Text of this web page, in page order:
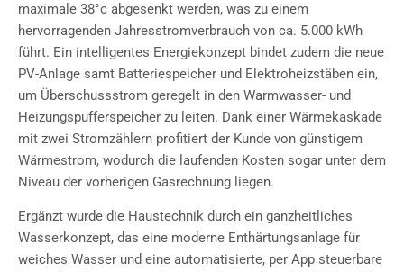
maximale 38°c abgesenkt werden, was zu einem
hervorragenden Jahresstromverbrauch von ca. 5.000 kWh
führt. Ein intelligentes Energiekonzept bindet zudem die neue
PV-Anlage samt Batteriespeicher und Elektroheizstäben ein,
um Überschussstrom geregelt in den Warmwasser- und
Heizungspufferspeicher zu leiten. Dank einer Wärmekaskade
mit zwei Stromzählern profitiert der Kunde von günstigem
Wärmestrom, wodurch die laufenden Kosten sogar unter dem
Niveau der vorherigen Gasrechnung liegen.
Ergänzt wurde die Haustechnik durch ein ganzheitliches
Wasserkonzept, das eine moderne Enthärtungsanlage für
weiches Wasser und eine automatisierte, per App steuerbare